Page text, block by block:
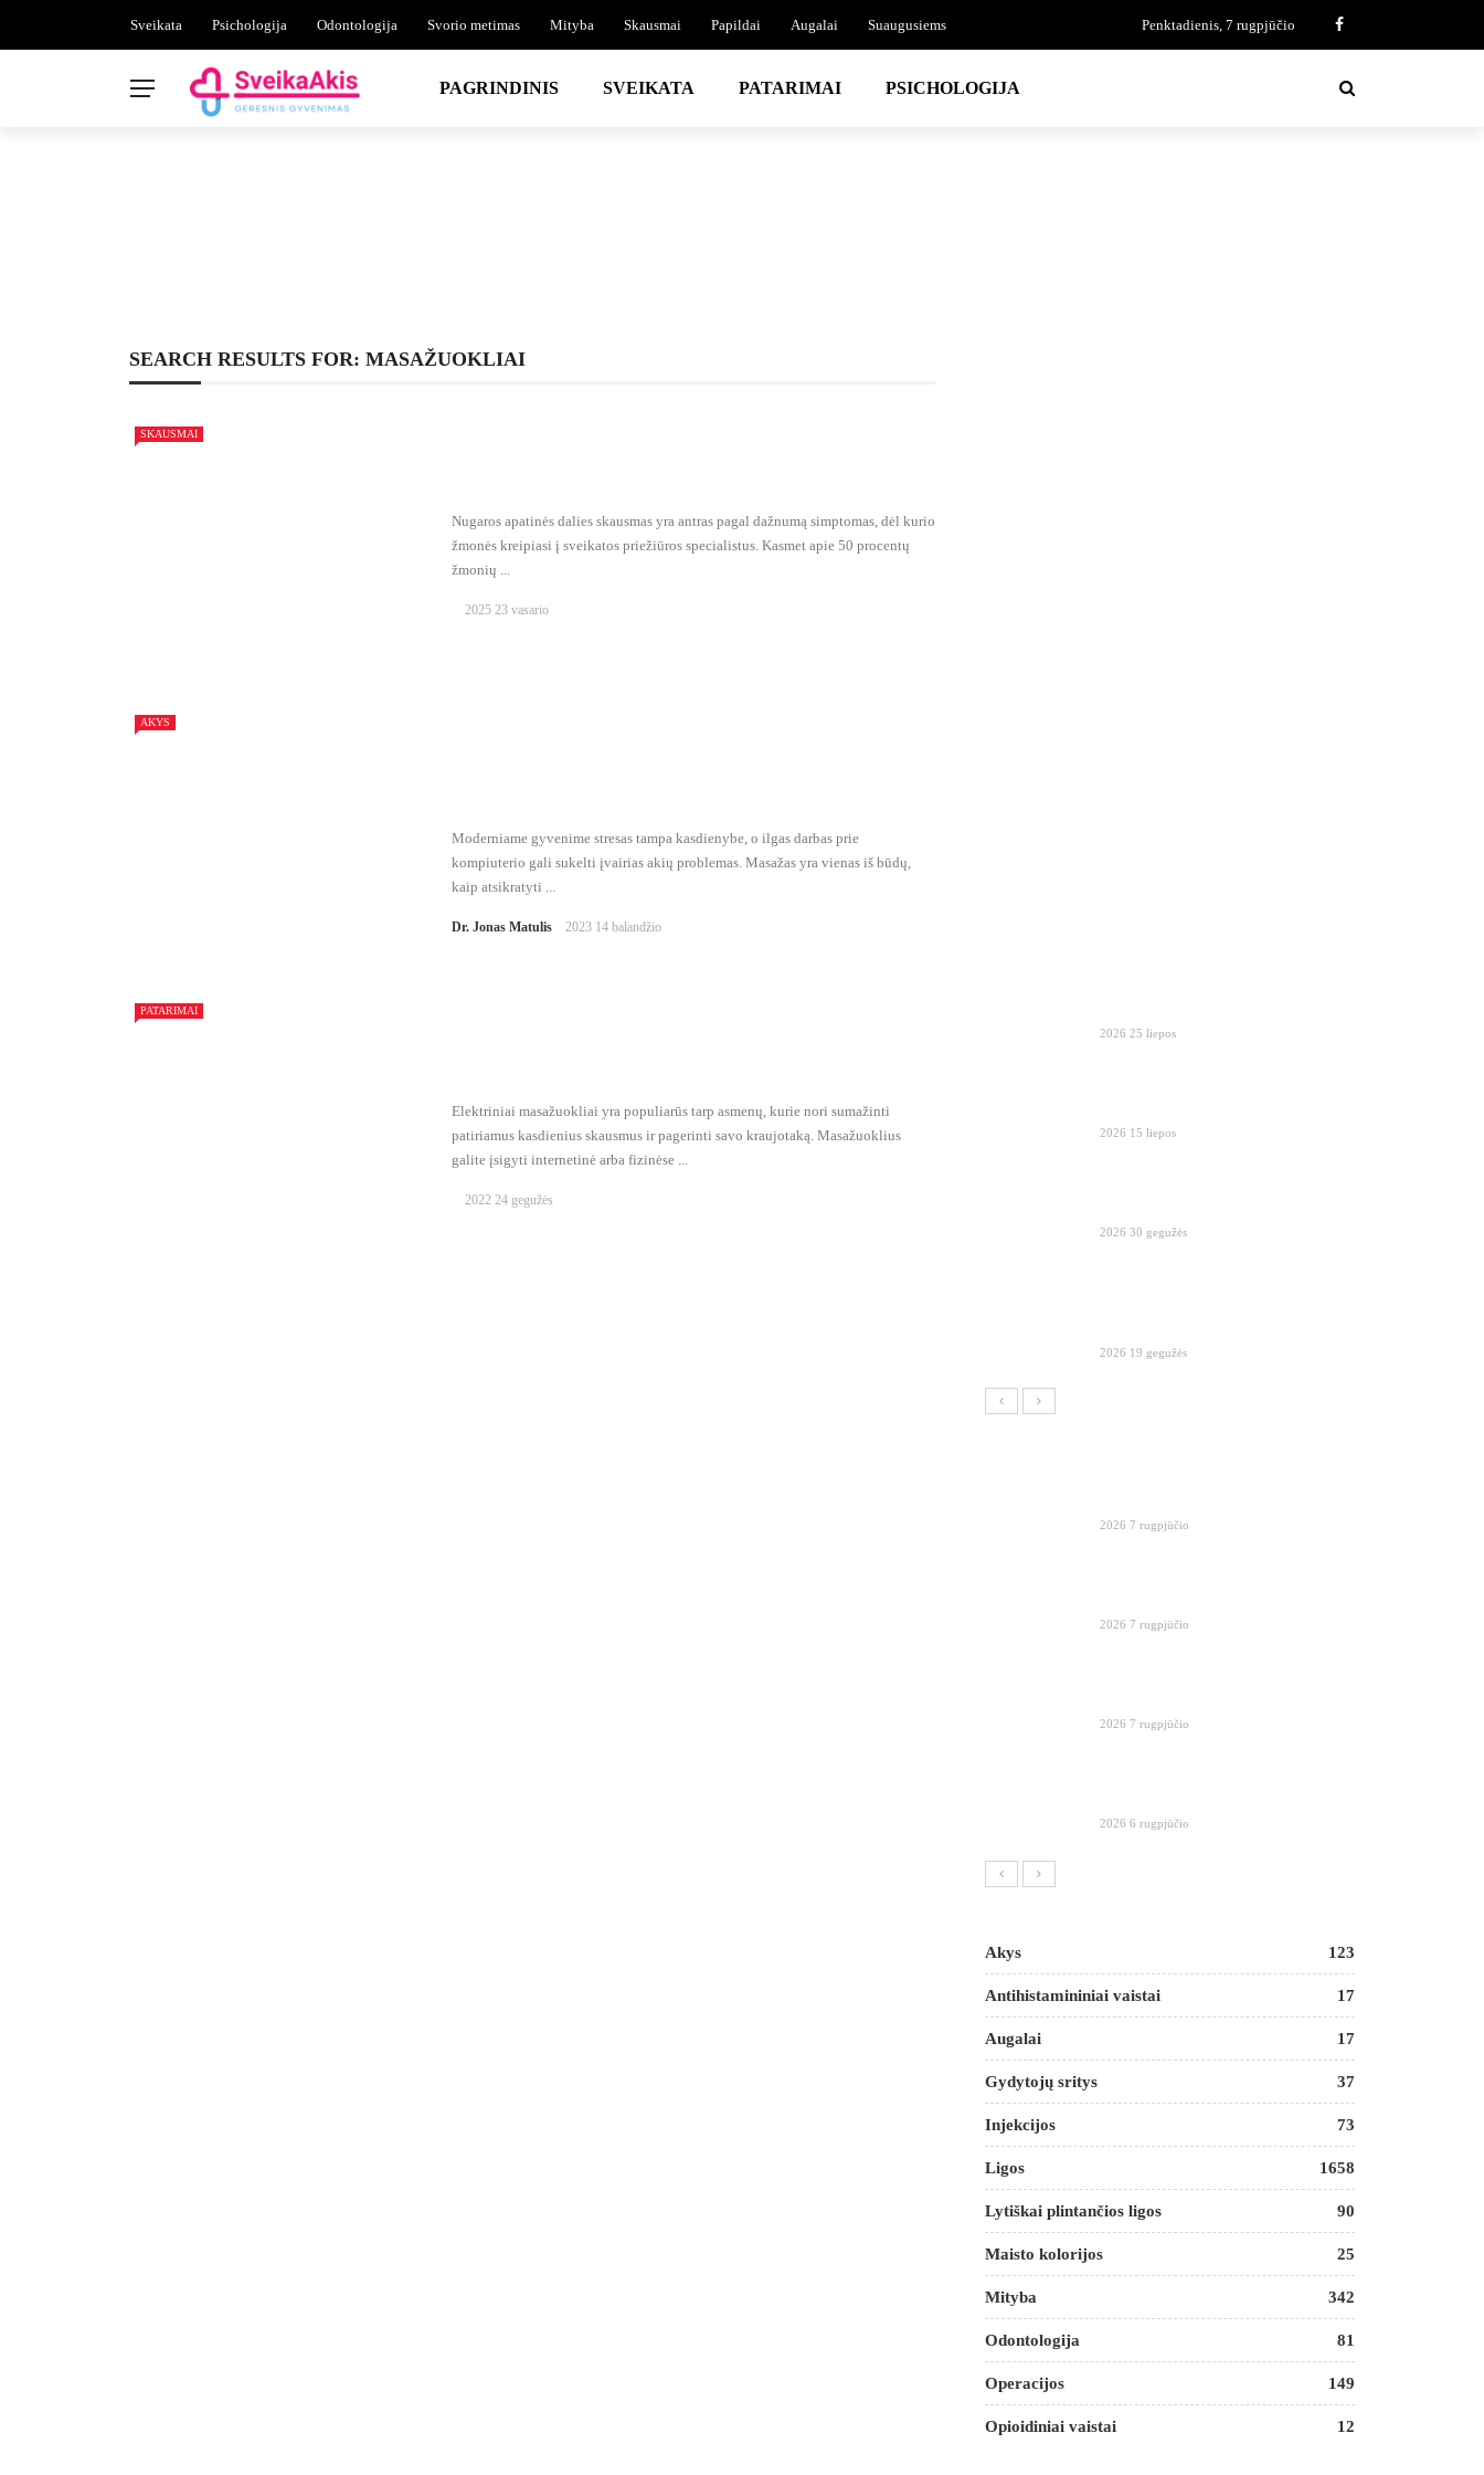
Sveikata Psichologija Odontologija Svorio metimas Mityba Skausmai Papildai Augalai Suaugusiems Penktadienis, 7 rugpjūčio
PAGRINDINIS SVEIKATA PATARIMAI PSICHOLOGIJA
SEARCH RESULTS FOR: MASAŽUOKLIAI
SKAUSMAI
Nugaros apatinės dalies skausmas yra antras pagal dažnumą simptomas, dėl kurio
žmonės kreipiasi į sveikatos priežiūros specialistus. Kasmet apie 50 procentų
žmonių ...
2025 23 vasario
AKYS
Moderniame gyvenime stresas tampa kasdienybe, o ilgas darbas prie
kompiuterio gali sukelti įvairias akių problemas. Masažas yra vienas iš būdų,
kaip atsikratyti ...
Dr. Jonas Matulis 2023 14 balandžio
PATARIMAI
Elektriniai masažuokliai yra populiarūs tarp asmenų, kurie nori sumažinti
patiriamus kasdienius skausmus ir pagerinti savo kraujotaką. Masažuoklius
galite įsigyti internetinė arba fizinėse ...
2022 24 gegužės
2026 25 liepos
2026 15 liepos
2026 30 gegužės
2026 19 gegužės
2026 7 rugpjūčio
2026 7 rugpjūčio
2026 7 rugpjūčio
2026 6 rugpjūčio
Akys 123
Antihistamininiai vaistai 17
Augalai 17
Gydytojų sritys 37
Injekcijos 73
Ligos 1658
Lytiškai plintančios ligos 90
Maisto kolorijos 25
Mityba 342
Odontologija 81
Operacijos 149
Opioidiniai vaistai 12